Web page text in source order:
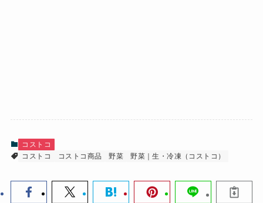
コストコ
コストコ
コストコ商品 野菜 野菜｜生・冷凍（コストコ）